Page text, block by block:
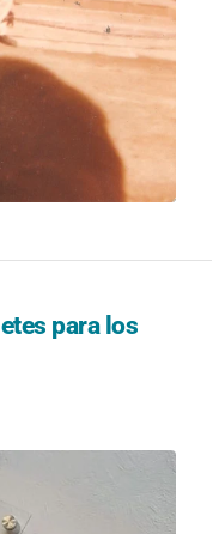
para los